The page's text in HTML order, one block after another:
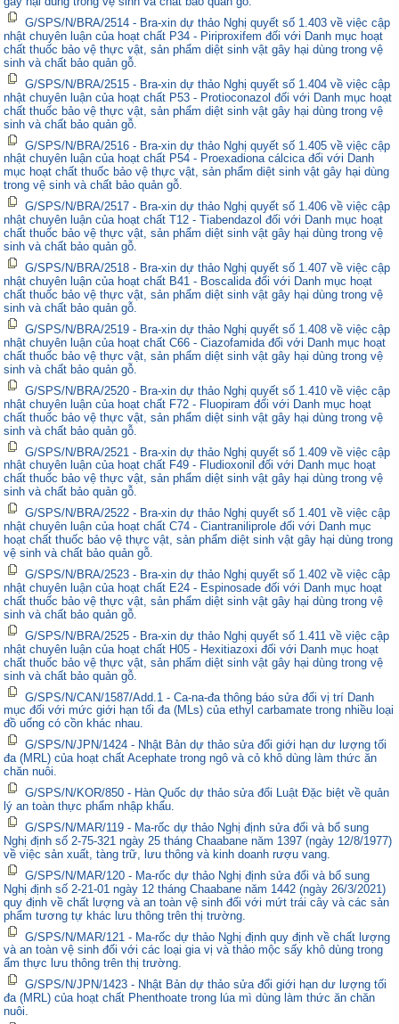
G/SPS/N/BRA/2514 - Bra-xin dự thảo Nghị quyết số 1.403 về việc cập
nhật chuyên luận của hoạt chất P34 - Piriproxifem đối với Danh mục hoạt
chất thuốc bảo vệ thực vật, sản phẩm diệt sinh vật gây hại dùng trong vệ
sinh và chất bảo quản gỗ.
G/SPS/N/BRA/2515 - Bra-xin dự thảo Nghị quyết số 1.404 về việc cập
nhật chuyên luận của hoạt chất P53 - Protioconazol đối với Danh mục hoạt
chất thuốc bảo vệ thực vật, sản phẩm diệt sinh vật gây hại dùng trong vệ
sinh và chất bảo quản gỗ.
G/SPS/N/BRA/2516 - Bra-xin dự thảo Nghị quyết số 1.405 về việc cập
nhật chuyên luận của hoạt chất P54 - Proexadiona cálcica đối với Danh
mục hoạt chất thuốc bảo vệ thực vật, sản phẩm diệt sinh vật gây hại dùng
trong vệ sinh và chất bảo quản gỗ.
G/SPS/N/BRA/2517 - Bra-xin dự thảo Nghị quyết số 1.406 về việc cập
nhật chuyên luận của hoạt chất T12 - Tiabendazol đối với Danh mục hoạt
chất thuốc bảo vệ thực vật, sản phẩm diệt sinh vật gây hại dùng trong vệ
sinh và chất bảo quản gỗ.
G/SPS/N/BRA/2518 - Bra-xin dự thảo Nghị quyết số 1.407 về việc cập
nhật chuyên luận của hoạt chất B41 - Boscalida đối với Danh mục hoạt
chất thuốc bảo vệ thực vật, sản phẩm diệt sinh vật gây hại dùng trong vệ
sinh và chất bảo quản gỗ.
G/SPS/N/BRA/2519 - Bra-xin dự thảo Nghị quyết số 1.408 về việc cập
nhật chuyên luận của hoạt chất C66 - Ciazofamida đối với Danh mục hoạt
chất thuốc bảo vệ thực vật, sản phẩm diệt sinh vật gây hại dùng trong vệ
sinh và chất bảo quản gỗ.
G/SPS/N/BRA/2520 - Bra-xin dự thảo Nghị quyết số 1.410 về việc cập
nhật chuyên luận của hoạt chất F72 - Fluopiram đối với Danh mục hoạt
chất thuốc bảo vệ thực vật, sản phẩm diệt sinh vật gây hại dùng trong vệ
sinh và chất bảo quản gỗ.
G/SPS/N/BRA/2521 - Bra-xin dự thảo Nghị quyết số 1.409 về việc cập
nhật chuyên luận của hoạt chất F49 - Fludioxonil đối với Danh mục hoạt
chất thuốc bảo vệ thực vật, sản phẩm diệt sinh vật gây hại dùng trong vệ
sinh và chất bảo quản gỗ.
G/SPS/N/BRA/2522 - Bra-xin dự thảo Nghị quyết số 1.401 về việc cập
nhật chuyên luận của hoạt chất C74 - Ciantraniliprole đối với Danh mục
hoạt chất thuốc bảo vệ thực vật, sản phẩm diệt sinh vật gây hại dùng trong
vệ sinh và chất bảo quản gỗ.
G/SPS/N/BRA/2523 - Bra-xin dự thảo Nghị quyết số 1.402 về việc cập
nhật chuyên luận của hoạt chất E24 - Espinosade đối với Danh mục hoạt
chất thuốc bảo vệ thực vật, sản phẩm diệt sinh vật gây hại dùng trong vệ
sinh và chất bảo quản gỗ.
G/SPS/N/BRA/2525 - Bra-xin dự thảo Nghị quyết số 1.411 về việc cập
nhật chuyên luận của hoạt chất H05 - Hexitiazoxi đối với Danh mục hoạt
chất thuốc bảo vệ thực vật, sản phẩm diệt sinh vật gây hại dùng trong vệ
sinh và chất bảo quản gỗ.
G/SPS/N/CAN/1587/Add.1 - Ca-na-đa thông báo sửa đổi vị trí Danh
mục đối với mức giới hạn tối đa (MLs) của ethyl carbamate trong nhiều loại
đồ uống có cồn khác nhau.
G/SPS/N/JPN/1424 - Nhật Bản dự thảo sửa đổi giới hạn dư lượng tối
đa (MRL) của hoạt chất Acephate trong ngô và cỏ khô dùng làm thức ăn
chăn nuôi.
G/SPS/N/KOR/850 - Hàn Quốc dự thảo sửa đổi Luật Đặc biệt về quản
lý an toàn thực phẩm nhập khẩu.
G/SPS/N/MAR/119 - Ma-rốc dự thảo Nghị định sửa đổi và bổ sung
Nghị định số 2-75-321 ngày 25 tháng Chaabane năm 1397 (ngày 12/8/1977)
về việc sản xuất, tàng trữ, lưu thông và kinh doanh rượu vang.
G/SPS/N/MAR/120 - Ma-rốc dự thảo Nghị định sửa đổi và bổ sung
Nghị định số 2-21-01 ngày 12 tháng Chaabane năm 1442 (ngày 26/3/2021)
quy định về chất lượng và an toàn vệ sinh đối với mứt trái cây và các sản
phẩm tương tự khác lưu thông trên thị trường.
G/SPS/N/MAR/121 - Ma-rốc dự thảo Nghị định quy định về chất lượng
và an toàn vệ sinh đối với các loại gia vị và thảo mộc sấy khô dùng trong
ẩm thực lưu thông trên thị trường.
G/SPS/N/JPN/1423 - Nhật Bản dự thảo sửa đổi giới hạn dư lượng tối
đa (MRL) của hoạt chất Phenthoate trong lúa mì dùng làm thức ăn chăn
nuôi.